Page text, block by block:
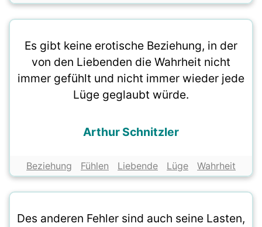
Es gibt keine erotische Beziehung, in der
von den Liebenden die Wahrheit nicht
immer gefühlt und nicht immer wieder jede
Lüge geglaubt würde.
Arthur Schnitzler
Beziehung Fühlen Liebende Lüge Wahrheit
Des anderen Fehler sind auch seine Lasten,